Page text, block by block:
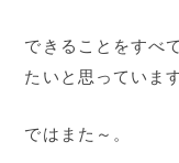
できることをすべ
たいと思っていま
ではまた～。